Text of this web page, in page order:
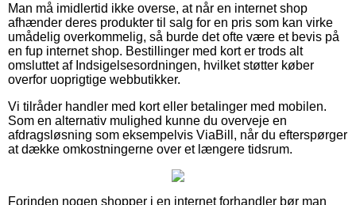
Man må imidlertid ikke overse, at når en internet shop
afhænder deres produkter til salg for en pris som kan virke
umådelig overkommelig, så burde det ofte være et bevis på
en fup internet shop. Bestillinger med kort er trods alt
omsluttet af Indsigelsesordningen, hvilket støtter køber
overfor uoprigtige webbutikker.
Vi tilråder handler med kort eller betalinger med mobilen.
Som en alternativ mulighed kunne du overveje en
afdragsløsning som eksempelvis ViaBill, når du efterspørger
at dække omkostningerne over et længere tidsrum.
Forinden nogen shopper i en internet forhandler bør man